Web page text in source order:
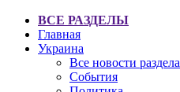
ВСЕ РАЗДЕЛЫ
Главная
Украина
Все новости раздела
События